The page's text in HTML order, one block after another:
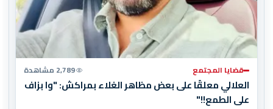
قضايا المجتمع 2,789 مشاهدة
العلالي معلقًا على بعض مظاهر الغلاء بمراكش: "وا بزاف
على الطمع!!"